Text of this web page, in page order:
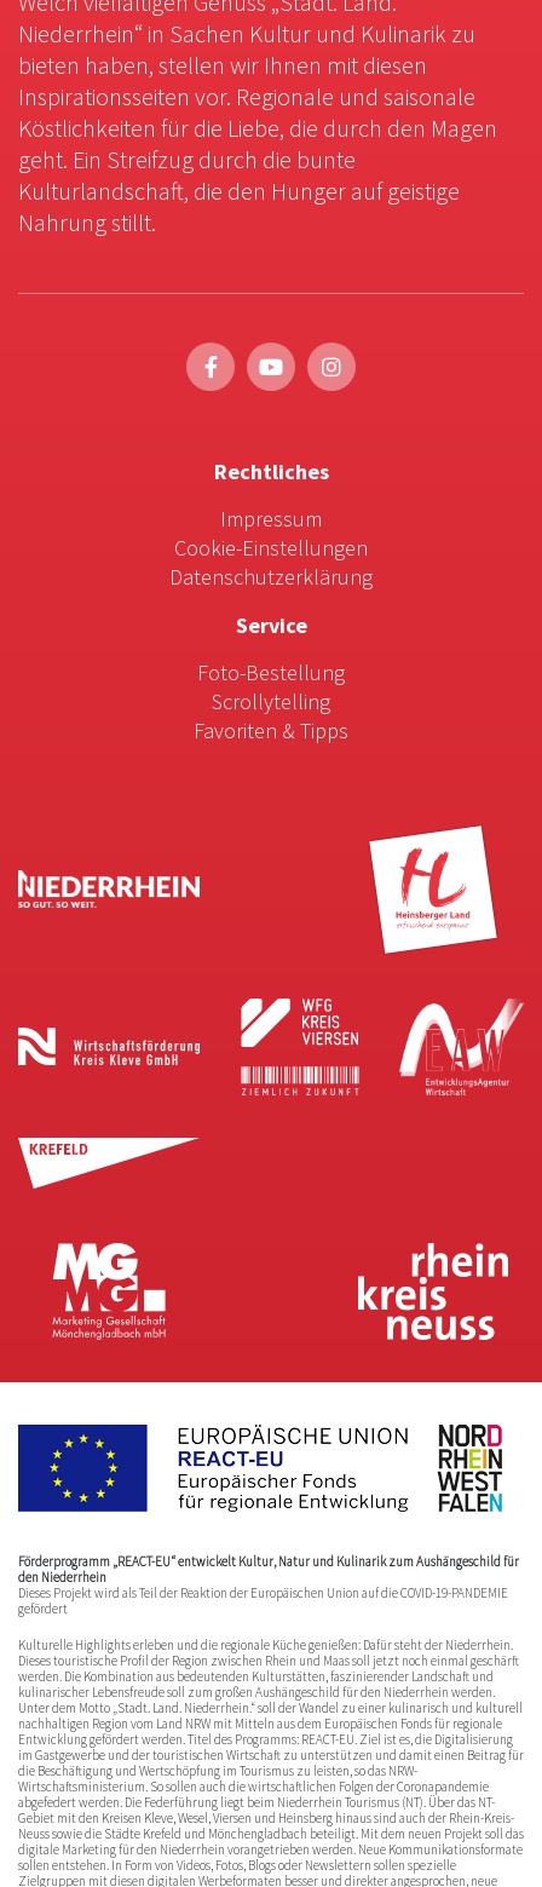
Niederrhein“ in Sachen Kultur und Kulinarik zu
bieten haben, stellen wir Ihnen mit diesen
Inspirationsseiten vor. Regionale und saisonale
Köstlichkeiten für die Liebe, die durch den Magen
geht. Ein Streifzug durch die bunte
Kulturlandschaft, die den Hunger auf geistige
Nahrung stillt.
Rechtliches
Impressum
Cookie-Einstellungen
Datenschutzerklärung
Service
Foto-Bestellung
Scrollytelling
Favoriten & Tipps
Förderprogramm „REACT-EU“ entwickelt Kultur, Natur und Kulinarik zum Aushängeschild für
den Niederrhein
Dieses Projekt wird als Teil der Reaktion der Europäischen Union auf die COVID-19-PANDEMIE
gefördert
Kulturelle Highlights erleben und die regionale Küche genießen: Dafür steht der Niederrhein.
Dieses touristische Profil der Region zwischen Rhein und Maas soll jetzt noch einmal geschärft
werden. Die Kombination aus bedeutenden Kulturstätten, faszinierender Landschaft und
kulinarischer Lebensfreude soll zum großen Aushängeschild für den Niederrhein werden.
Unter dem Motto „Stadt. Land. Niederrhein.“ soll der Wandel zu einer kulinarisch und kulturell
nachhaltigen Region vom Land NRW mit Mitteln aus dem Europäischen Fonds für regionale
Entwicklung gefördert werden. Titel des Programms: REACT-EU. Ziel ist es, die Digitalisierung
im Gastgewerbe und der touristischen Wirtschaft zu unterstützen und damit einen Beitrag für
die Beschäftigung und Wertschöpfung im Tourismus zu leisten, so das NRW-
Wirtschaftsministerium. So sollen auch die wirtschaftlichen Folgen der Coronapandemie
abgefedert werden. Die Federführung liegt beim Niederrhein Tourismus (NT). Über das NT-
Gebiet mit den Kreisen Kleve, Wesel, Viersen und Heinsberg hinaus sind auch der Rhein-Kreis-
Neuss sowie die Städte Krefeld und Mönchengladbach beteiligt. Mit dem neuen Projekt soll das
digitale Marketing für den Niederrhein vorangetrieben werden. Neue Kommunikationsformate
sollen entstehen. In Form von Videos, Fotos, Blogs oder Newslettern sollen spezielle
Zielgruppen mit diesen digitalen Werbeformaten besser und direkter angesprochen, neue